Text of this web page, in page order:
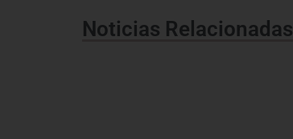
Noticias Relacionadas